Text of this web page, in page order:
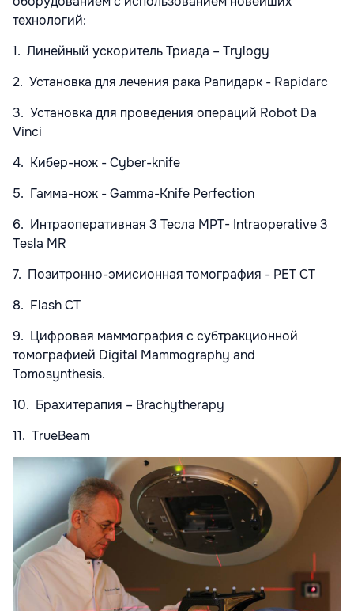
технологий:
1. Линейный ускоритель Триада – Trylogy
2. Установка для лечения рака Рапидарк - Rapidarc
3. Установка для проведения операций Robot Da
Vinci
4. Кибер-нож - Cyber-knife
5. Гамма-нож - Gamma-Knife Perfection
6. Интраоперативная 3 Тесла МРТ- Intraoperative 3
Tesla MR
7. Позитронно-эмисионная томография - PET CT
8. Flash CT
9. Цифровая маммография с субтракционной
томографией Digital Mammography and
Tomosynthesis.
10. Брахитерапия – Brachytherapy
11. TrueBeam